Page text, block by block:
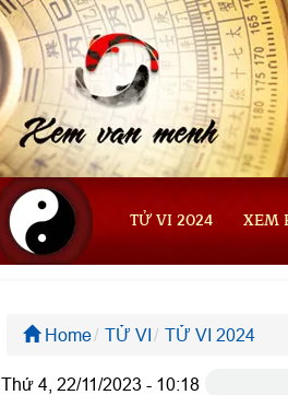
TỬ VI 2024 XEM
Home TỬ VI TỬ VI 2024
Thứ 4, 22/11/2023 - 10:18